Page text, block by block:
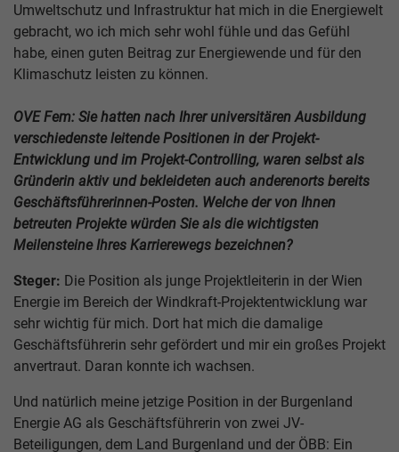
Umweltschutz und Infrastruktur hat mich in die Energiewelt
gebracht, wo ich mich sehr wohl fühle und das Gefühl
habe, einen guten Beitrag zur Energiewende und für den
Klimaschutz leisten zu können.
OVE Fem: Sie hatten nach Ihrer universitären Ausbildung
verschiedenste leitende Positionen in der Projekt-
Entwicklung und im Projekt-Controlling, waren selbst als
Gründerin aktiv und bekleideten auch anderenorts bereits
Geschäftsführerinnen-Posten. Welche der von Ihnen
betreuten Projekte würden Sie als die wichtigsten
Meilensteine Ihres Karrierewegs bezeichnen?
Steger: Die Position als junge Projektleiterin in der Wien
Energie im Bereich der Windkraft-Projektentwicklung war
sehr wichtig für mich. Dort hat mich die damalige
Geschäftsführerin sehr gefördert und mir ein großes Projekt
anvertraut. Daran konnte ich wachsen.
Und natürlich meine jetzige Position in der Burgenland
Energie AG als Geschäftsführerin von zwei JV-
Beteiligungen, dem Land Burgenland und der ÖBB: Ein